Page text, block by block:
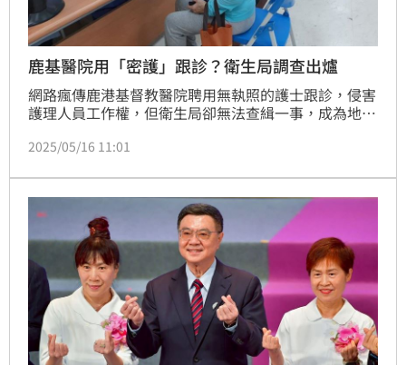
鹿基醫院用「密護」跟診？衛生局調查出爐
網路瘋傳鹿港基督教醫院聘用無執照的護士跟診，侵害
護理人員工作權，但衛生局卻無法查緝一事，成為地方
解，鹿基的部分門診，在引導患者的跟診人員當中，約
置，符合護理人員法的規定。
2025/05/16 11:01